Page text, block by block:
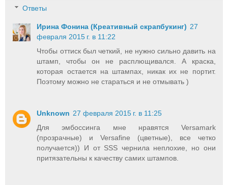
Ответы
Ирина Фонина (Креативный скрапбукинг) 27
февраля 2015 г. в 11:22
Чтобы оттиск был четкий, не нужно сильно давить на
штамп, чтобы он не расплющивался. А краска,
которая остается на штампах, никак их не портит.
Поэтому можно не стараться и не отмывать )
Unknown 27 февраля 2015 г. в 11:25
Для эмбоссинга мне нравятся Versamark
(прозрачные) и Versafine (цветные), все четко
получается)) И от SSS чернила неплохие, но они
притязательны к качеству самих штампов.